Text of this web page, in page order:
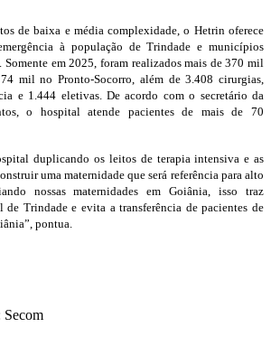
de baixa e média complexidade, o Hetrin oferece
à população de Trindade e municípios
em 2025, foram realizados mais de 370 mil
mil no Pronto-Socorro, além de 3.408 cirurgias,
e 1.444 eletivas. De acordo com o secretário da
o hospital atende pacientes de mais de 70
duplicando os leitos de terapia intensiva e as
uma maternidade que será referência para alto
nossas maternidades em Goiânia, isso traz
de Trindade e evita a transferência de pacientes de
pontua.
Secom